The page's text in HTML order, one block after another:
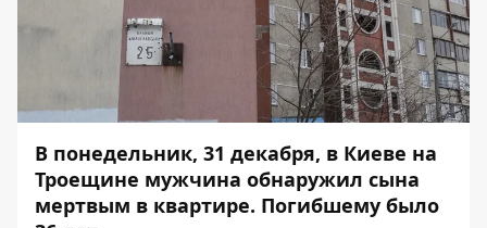
В понедельник, 31 декабря, в Киеве на
Троещине мужчина обнаружил сына
мертвым в квартире. Погибшему было